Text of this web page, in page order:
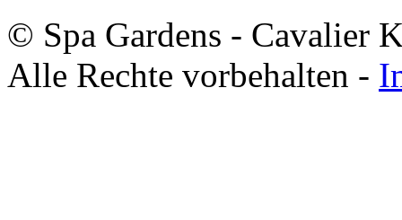
© Spa Gardens - Cavalier
Alle Rechte vorbehalten -